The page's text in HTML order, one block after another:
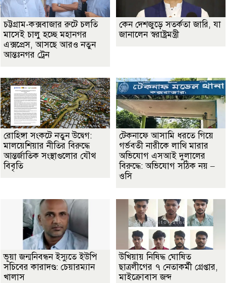
চট্টগ্রাম-কক্সবাজার রুটে চলতি
মাসেই চালু হচ্ছে মহানগর
এক্সপ্রেস, আসছে আরও নতুন
আন্তঃনগর ট্রেন
কেন দেশজুড়ে সতর্কতা জারি, যা
জানালেন স্বরাষ্ট্রমন্ত্রী
রোহিঙ্গা সংকটে নতুন উদ্বেগ:
মালয়েশিয়ার নীতির বিরুদ্ধে
আন্তর্জাতিক সংস্থাগুলোর যৌথ
বিবৃতি
টেকনাফে আসামি ধরতে গিয়ে
গর্ভবতী নারীকে লাথি মারার
অভিযোগ এসআই দুলালের
বিরুদ্ধে: অভিযোগ সঠিক নয় –
ওসি
ভূয়া জন্মনিবন্ধন ইস্যুতে ইউপি
সচিবের কারাদণ্ড: চেয়ারম্যান
খালাস
উখিয়ায় নিষিদ্ধ ঘোষিত
ছাত্রলীগের ৭ নেতাকর্মী গ্রেপ্তার,
মাইক্রোবাস জব্দ